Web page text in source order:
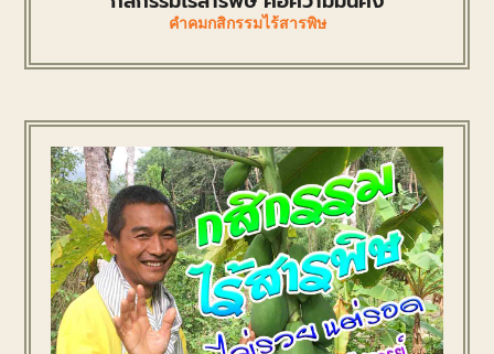
คำคมกสิกรรมไร้สารพิษ